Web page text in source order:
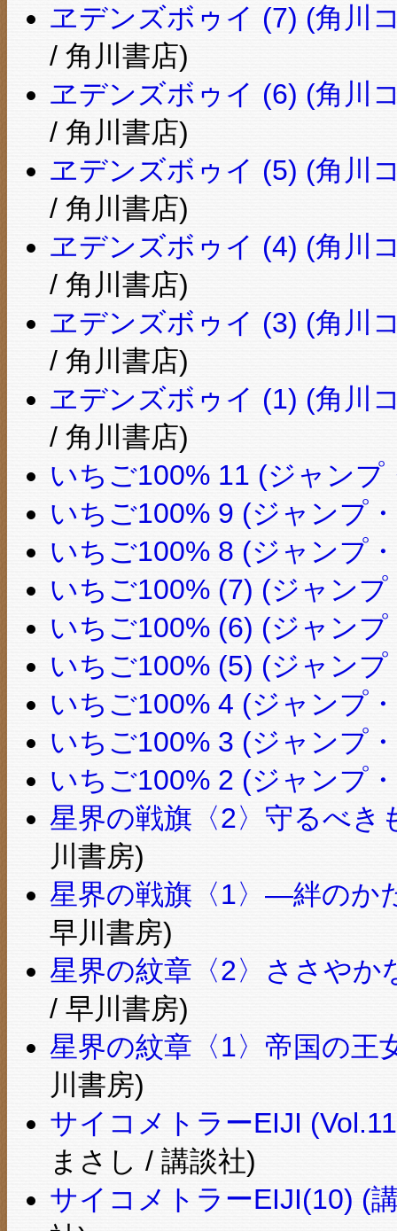
ヱデンズボゥイ (7) (角川
/ 角川書店)
ヱデンズボゥイ (6) (角川
/ 角川書店)
ヱデンズボゥイ (5) (角川
/ 角川書店)
ヱデンズボゥイ (4) (角川
/ 角川書店)
ヱデンズボゥイ (3) (角川
/ 角川書店)
ヱデンズボゥイ (1) (角川
/ 角川書店)
いちご100% 11 (ジャンプ
いちご100% 9 (ジャンプ
いちご100% 8 (ジャンプ
いちご100% (7) (ジャン
いちご100% (6) (ジャン
いちご100% (5) (ジャン
いちご100% 4 (ジャンプ
いちご100% 3 (ジャンプ
いちご100% 2 (ジャンプ
星界の戦旗〈2〉守るべき
川書房)
星界の戦旗〈1〉―絆のか
早川書房)
星界の紋章〈2〉ささやか
/ 早川書房)
星界の紋章〈1〉帝国の王
川書房)
サイコメトラーEIJI
まさし / 講談社)
サイコメトラーEIJI(10) (